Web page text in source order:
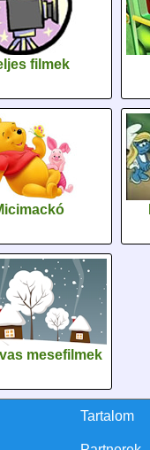
filmek
mesefilmek
Tartalom